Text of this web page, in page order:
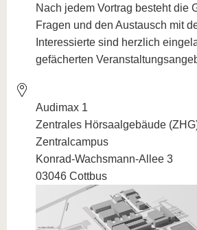
Nach jedem Vortrag besteht die
Fragen und den Austausch mit
Interessierte sind herzlich
gefächerten
Audimax 1
Zentrales Hörsaalgebäude
Zentralcampus
Konrad-Wachsmann-Allee 3
03046 Cottbus